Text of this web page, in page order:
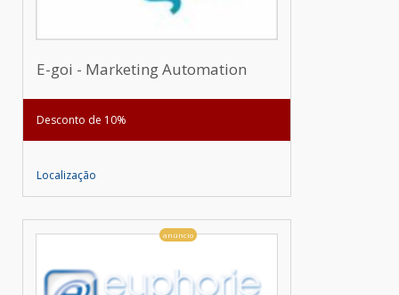
E-goi - Marketing Automation
Desconto de 10%
Localização
anúncio